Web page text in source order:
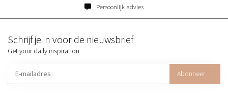
Persoonlijk advies
Schrijf je in voor de nieuwsbrief
Get your daily inspiration
Abonneer